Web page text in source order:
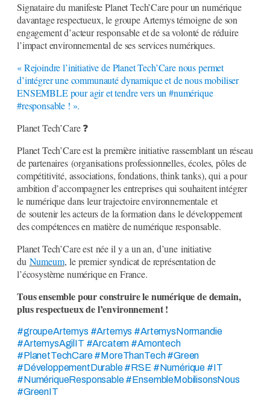
Signataire du manifeste Planet Tech’Care pour un numérique
davantage respectueux, le groupe Artemys témoigne de son
engagement d’acteur responsable et de sa volonté de réduire
l’impact environnemental de ses services numériques.
« Rejoindre l’initiative de Planet Tech’Care nous permet
d’intégrer une communauté dynamique et de nous mobiliser
ENSEMBLE pour agir et tendre vers un #numérique
#responsable ! ».
Planet Tech’Care ❓
Planet Tech’Care est la première initiative rassemblant un réseau
de partenaires (organisations professionnelles, écoles, pôles de
compétitivité, associations, fondations, think tanks), qui a pour
ambition d’accompagner les entreprises qui souhaitent intégrer
le numérique dans leur trajectoire environnementale et
de soutenir les acteurs de la formation dans le développement
des compétences en matière de numérique responsable.
Planet Tech’Care est née il y a un an, d’une initiative
du Numeum, le premier syndicat de représentation de
l’écosystème numérique en France.
Tous ensemble pour construire le numérique de demain,
plus respectueux de l’environnement !
#groupeArtemys #Artemys #ArtemysNormandie
#ArtemysAgilIT #Arcatem #Amontech
#PlanetTechCare #MoreThanTech #Green
#DéveloppementDurable #RSE #Numérique #IT
#NumériqueResponsable #EnsembleMobilisonsNous
#GreenIT